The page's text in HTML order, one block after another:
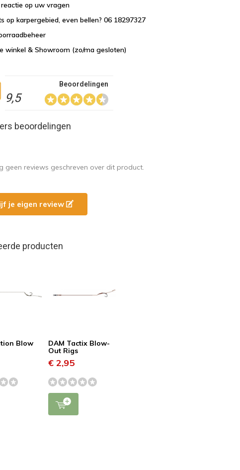
reactie op uw vragen
op karpergebied, even bellen? 06 18297327
winkel & Showroom (zo/ma gesloten)
9,5
Beoordelingen
beoordelingen
geen reviews geschreven over dit product.
je eigen review
producten
Blow
DAM Tactix Blow-
Out Rigs
€ 2,95